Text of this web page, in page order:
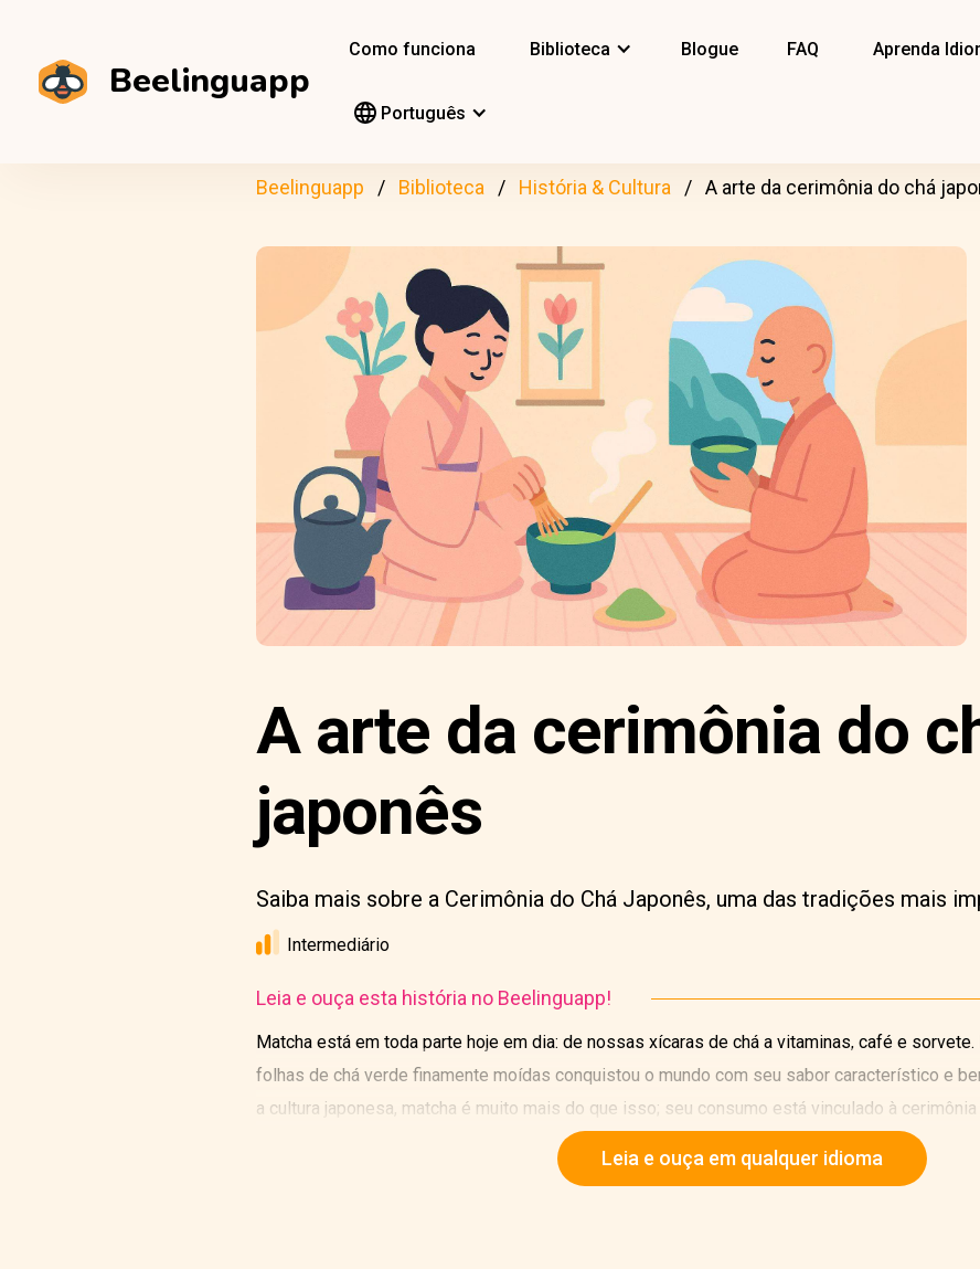
Beelinguapp
Como funciona Biblioteca Blogue FAQ Aprenda
Português
Beelinguapp Biblioteca História & Cultura A arte da cerimônia do chá
A arte da cerimônia do
japonês
Saiba mais sobre a Cerimônia do Chá Japonês, uma das tradições mais
Intermediário
Leia e ouça esta história no Beelinguapp!
Matcha está em toda parte hoje em dia: de nossas xícaras de chá a vitaminas, café e
folhas de chá verde finamente moídas conquistou o mundo com seu sabor característico e
a cultura japonesa, matcha é muito mais do que isso; seu consumo está vinculado à
enraizada nos princípios do zen-budismo.
Leia e ouça em qualquer idioma